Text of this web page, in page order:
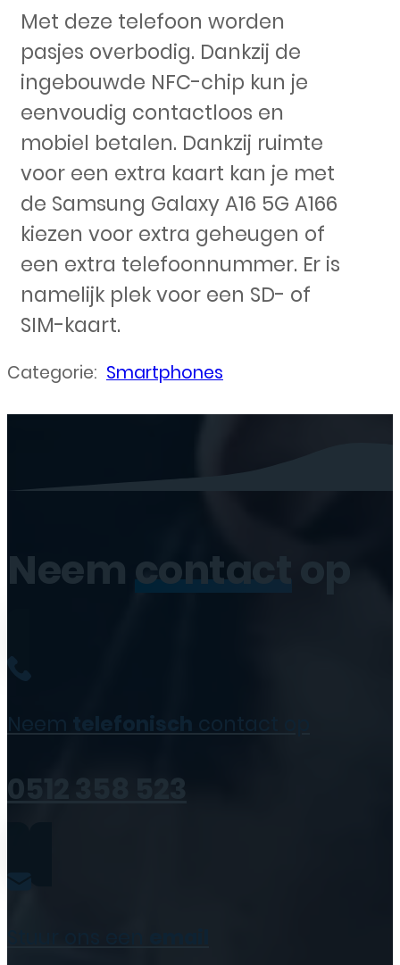
Met deze telefoon worden
pasjes overbodig. Dankzij de
ingebouwde NFC-chip kun je
eenvoudig contactloos en
mobiel betalen. Dankzij ruimte
voor een extra kaart kan je met
de Samsung Galaxy A16 5G A166
kiezen voor extra geheugen of
een extra telefoonnummer. Er is
namelijk plek voor een SD- of
SIM-kaart.
Categorie: Smartphones
Neemcontact
Neem telefonisch contact op
0512 358 523